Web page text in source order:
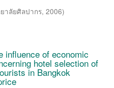
าลัยศิลปากร, 2006)
influence of economic
hotel selection of
in Bangkok